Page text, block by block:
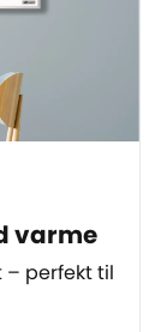
varme
perfekt til